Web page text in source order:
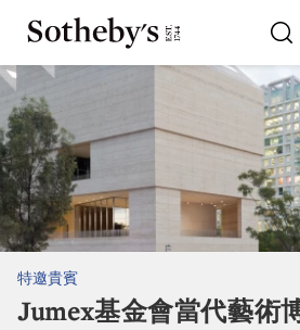
Jumex基金會當代藝術
特邀貴賓